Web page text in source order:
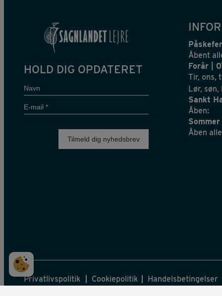
HOLD DIG OPDATERET
Navn
E-
mail
Åbent
Forår |
Tir, ons,
Lør, søn,
Sankt
Åben:
Åben
Privatlivspolitik Cookiepolitik Handelsbetingelser